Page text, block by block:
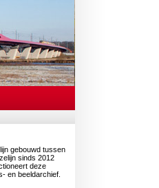
gebouwd tussen
sinds 2012
deze
en beeldarchief.